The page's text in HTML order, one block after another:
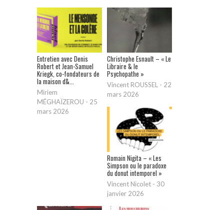
Entretien avec Denis
Robert et Jean-Samuel
Kriegk, co-fondateurs de
la maison d&...
Miriem
MÉGHAÏZEROU - 25
mars 2026
Christophe Esnault – « Le
Libraire & le
Psychopathe »
Vincent ROUSSEL - 22
mars 2026
Romain Nigita – « Les
Simpson ou le paradoxe
du donut intemporel »
Vincent Nicolet - 30
janvier 2026